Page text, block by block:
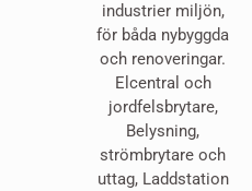
industrier miljön,
för båda nybyggda
och renoveringar.
Elcentral och
jordfelsbrytare,
Belysning,
strömbrytare och
uttag, Laddstation